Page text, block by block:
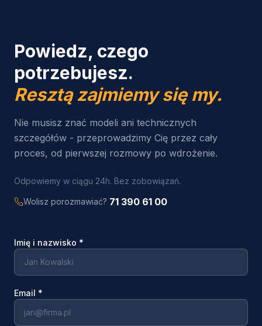
Powiedz, czego
potrzebujesz.
Resztą zajmiemy się my.
Nie musisz znać modeli ani technicznych
szczegółów - przeprowadzimy Cię przez cały
proces, od pierwszej rozmowy po wdrożenie.
Odpowiemy w ciągu 24h. Bez zobowiązań.
Wolisz porozmawiać? 71 390 61 00
Imię i nazwisko *
Email *